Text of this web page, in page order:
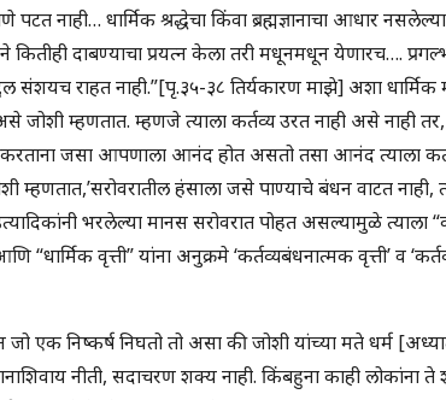
नाही… धार्मिक श्रद्धेचा किंवा ब्रह्मज्ञानाचा आधार
कितीही दाबण्याचा प्रयत्न केला तरी मधूनमधून येणारच….
संशयच राहत नाही.”[पृ.३५-३८ तिर्यकारण माझे] अशा
असे जोशी म्हणतात. म्हणजे त्याला कर्तव्य उरत नाही असे नाही
करताना जसा आपणाला आनंद होत असतो तसा आनंद त्याला
हंसाला जसे पाण्याचे बंधन वाटत नाही,
भरलेल्या मानस सरोवरात पोहत असल्यामुळे त्याला
“धार्मिक वृत्ती” यांना अनुक्रमे ‘कर्तव्यबंधनात्मक वृत्ती’ व
एक निष्कर्ष निघतो तो असा की जोशी यांच्या मते धर्म
नीती, सदाचरण शक्य नाही. किंबहुना काही